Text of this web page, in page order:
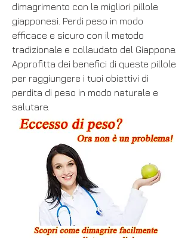
dimagrimento con le migliori pillole
giapponesi. Perdi peso in modo
efficace e sicuro con il metodo
tradizionale e collaudato del Giappone.
Approfitta dei benefici di queste pillole
per raggiungere i tuoi obiettivi di
perdita di peso in modo naturale e
salutare.